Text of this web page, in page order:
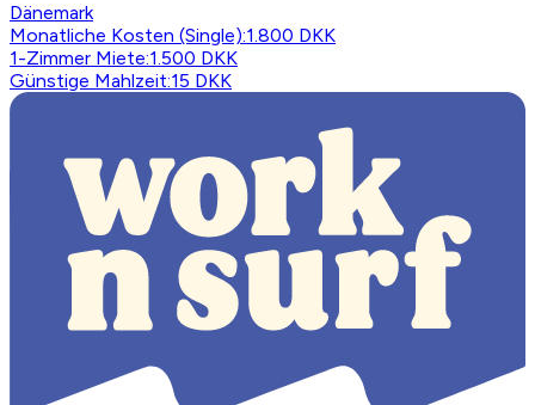
Dänemark
Monatliche Kosten (Single):1.800 DKK
1-Zimmer Miete:1.500 DKK
Günstige Mahlzeit:15 DKK